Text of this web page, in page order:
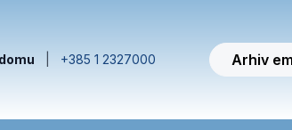
+385 1 2327000 Arhiv